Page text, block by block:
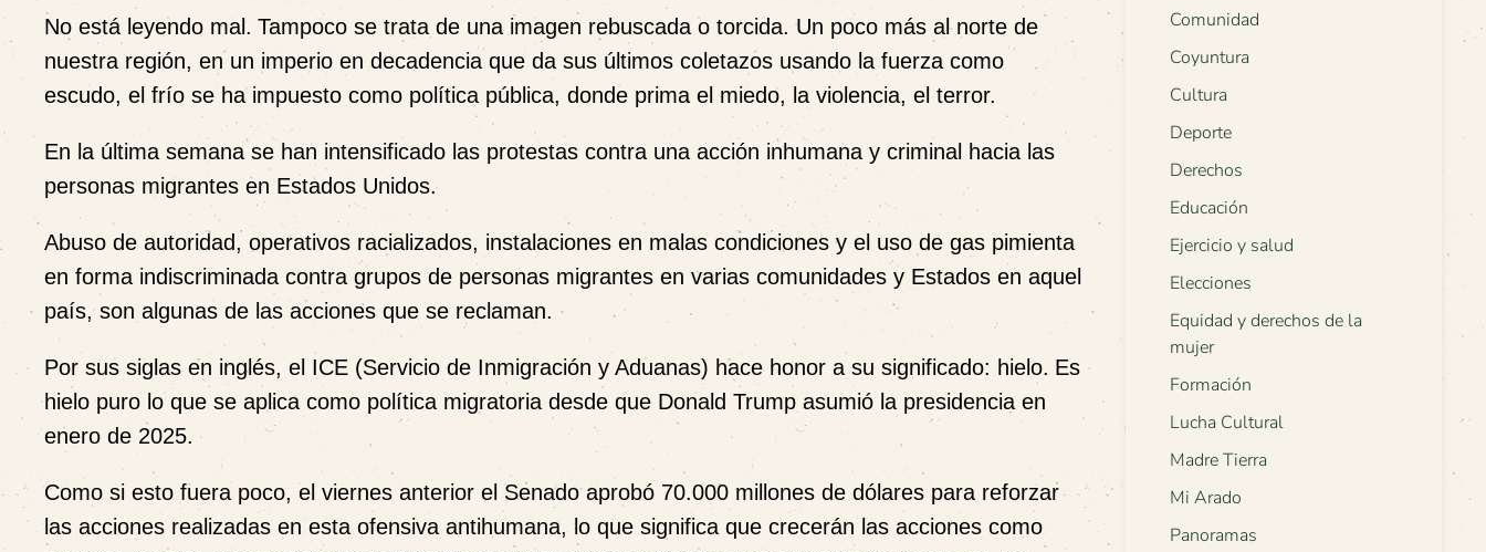
No está leyendo mal. Tampoco se trata de una imagen rebuscada o torcida. Un poco más al norte de
nuestra región, en un imperio en decadencia que da sus últimos coletazos usando la fuerza como
escudo, el frío se ha impuesto como política pública, donde prima el miedo, la violencia, el terror.
En la última semana se han intensificado las protestas contra una acción inhumana y criminal hacia las
personas migrantes en Estados Unidos.
Abuso de autoridad, operativos racializados, instalaciones en malas condiciones y el uso de gas pimienta
en forma indiscriminada contra grupos de personas migrantes en varias comunidades y Estados en aquel
país, son algunas de las acciones que se reclaman.
Por sus siglas en inglés, el ICE (Servicio de Inmigración y Aduanas) hace honor a su significado: hielo. Es
hielo puro lo que se aplica como política migratoria desde que Donald Trump asumió la presidencia en
enero de 2025.
Como si esto fuera poco, el viernes anterior el Senado aprobó 70.000 millones de dólares para reforzar
las acciones realizadas en esta ofensiva antihumana, lo que significa que crecerán las acciones como
Comunidad
Coyuntura
Cultura
Deporte
Derechos
Educación
Ejercicio y salud
Elecciones
Equidad y derechos de la
mujer
Formación
Lucha Cultural
Madre Tierra
Mi Arado
Panoramas